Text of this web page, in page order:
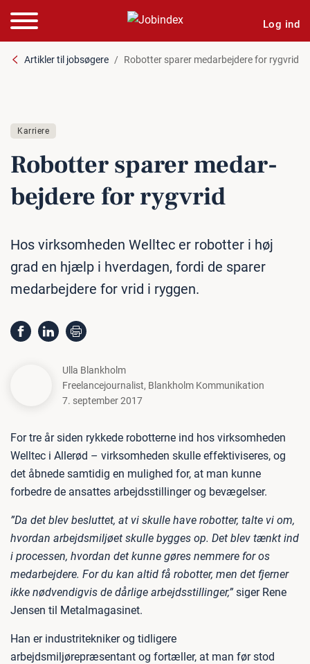
Log ind
Artikler til jobsøgere Robotter sparer medarbejdere for rygvrid
Karriere
Robotter sparer me­d­ar­
bej­de­re for rygvrid
Hos virksomheden Welltec er robotter i høj
grad en hjælp i hverdagen, fordi de sparer
medarbejdere for vrid i ryggen.
Ulla Blankholm
Freelancejournalist, Blankholm Kommunikation
7. september 2017
For tre år siden rykkede robotterne ind hos virksomheden
Welltec i Allerød – virksomheden skulle effektiviseres, og
det åbnede samtidig en mulighed for, at man kunne
forbedre de ansattes arbejdsstillinger og bevægelser.
”Da det blev besluttet, at vi skulle have robotter, talte vi om,
hvordan arbejdsmiljøet skulle bygges op. Det blev tænkt ind
i processen, hvordan det kunne gøres nemmere for os
medarbejdere. For du kan altid få robotter, men det fjerner
ikke nødvendigvis de dårlige arbejdsstillinger,” siger Rene
Jensen til Metalmagasinet.
Han er industritekniker og tidligere
arbejdsmiljørepræsentant og fortæller, at man før stod